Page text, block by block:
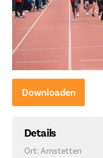
Downloaden
Details
Ort: Amstetten